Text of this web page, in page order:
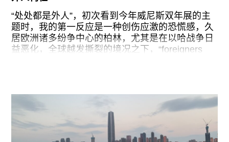
“处处都是外人”，初次看到今年威尼斯双年展的主
题时，我的第一反应是一种创伤应激的恐慌感，久
居欧洲诸多纷争中心的柏林，尤其是在以哈战争日
益恶化，全球越发撕裂的境况之下，“foreigners
身份的不确定性。出发之前，我仍抱着一丝好奇和
期待，如此具有煽动性的主题能否带来与其野心相
匹配的展览内容，抑或是又一场打着异质性幌子但
并不愿制造空隙的“外人”庆典。